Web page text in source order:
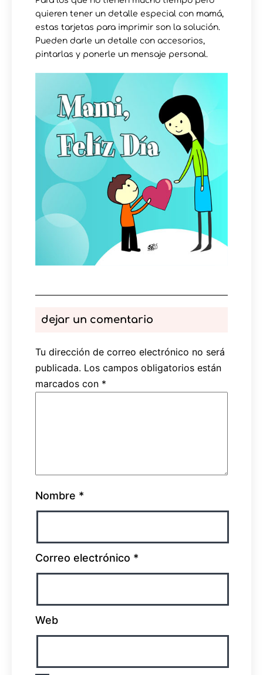
quieren tener un detalle especial con mamá,
estas tarjetas para imprimir son la solución.
Pueden darle un detalle con accesorios,
pintarlas y ponerle un mensaje personal.
dejar un comentario
Tu dirección de correo electrónico no será
publicada. Los campos obligatorios están
marcados con *
Nombre *
Correo electrónico *
Web